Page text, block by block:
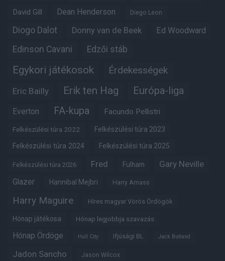
David Gill Dean Henderson Diego Leon
Diogo Dalot Donny van de Beek Ed Woodward
Edinson Cavani Edzői stáb
Egykori játékosok Érdekességek
Eric Bailly Erik ten Hag Európa-liga
Everton FA-kupa Facundo Pellistri
Felkészülési túra 2022 Felkészülési túra 2023
Felkészülési túra 2024 Felkészülési túra 2025
Felkészülési túra 2026 Fred Fulham Gary Neville
Glazer Hannibal Mejbri Harry Amass
Harry Maguire Híres magyar Vörös Ördögök
Hónap játékosa Hónap legjobbja szavazás
Hónap Ördöge Hull City Ifjúsági BL Jack Butland
Jadon Sancho Jason Wilcox